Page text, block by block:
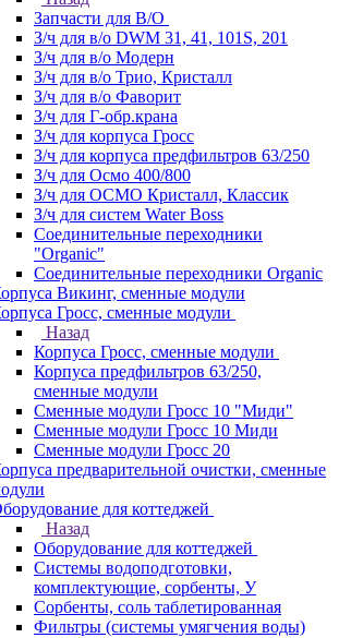
Запчасти для В/О
З/ч для в/о DWM 31, 41, 101S, 201
З/ч для в/о Модерн
З/ч для в/о Трио, Кристалл
З/ч для в/о Фаворит
З/ч для Г-обр.крана
З/ч для корпуса Гросс
З/ч для корпуса предфильтров 63/250
З/ч для Осмо 400/800
З/ч для ОСМО Кристалл, Классик
З/ч для систем Water Boss
Соединительные переходники
"Organic"
Соединительные переходники Organic
Викинг, сменные модули
Гросс, сменные модули
Назад
Корпуса Гросс, сменные модули
Корпуса предфильтров 63/250,
сменные модули
Сменные модули Гросс 10 "Миди"
Сменные модули Гросс 10 Миди
Сменные модули Гросс 20
предварительной очистки, сменные
для коттеджей
Назад
Оборудование для коттеджей
Системы водоподготовки,
комплектующие, сорбенты, У
Сорбенты, соль таблетированная
Фильтры (системы умягчения воды)